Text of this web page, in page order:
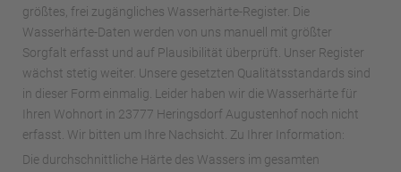
größtes, frei zugängliches Wasserhärte-Register. Die
Wasserhärte-Daten werden von uns manuell mit größter
Sorgfalt erfasst und auf Plausibilität überprüft. Unser Register
wächst stetig weiter. Unsere gesetzten Qualitätsstandards sind
in dieser Form einmalig. Leider haben wir die Wasserhärte für
Ihren Wohnort in 23777 Heringsdorf Augustenhof noch nicht
erfasst. Wir bitten um Ihre Nachsicht. Zu Ihrer Information:
Die durchschnittliche Härte des Wassers im gesamten